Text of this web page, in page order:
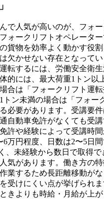
で人気が高いのが、フォ
ォークリフトオペレータ
貨物を効率よく動かす役
欠かせない存在となって
転するには、労働安全衛
的には、最大荷重1トン以
合は「フォークリフト運
トン未満の場合は「フォー
必要があります。受講要
自動車免許がなくても受
許や経験によって受講時
6万円程度、日数は2〜5日
、未経験から数日で取得で
気があります。働き方の
業するため長距離移動が
受けにくい点が挙げられ
きよりも時給・月給が上